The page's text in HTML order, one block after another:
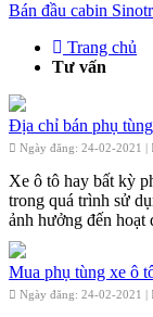
Bán đầu cabin
Trang chủ
Tư vấn
Địa chỉ bán phụ
Ngày đăng: 24-02-2021 |
Xe ô tô hay bất kỳ
trong quá trình sử
ảnh hưởng đến hoạt
Mua phụ tùng xe ô
Ngày đăng: 24-02-2021 |